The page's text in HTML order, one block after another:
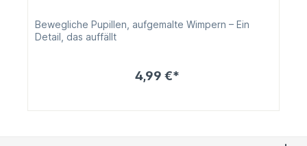
Bewegliche Pupillen, aufgemalte Wimpern – Ein
Detail, das auffällt
4,99 €*